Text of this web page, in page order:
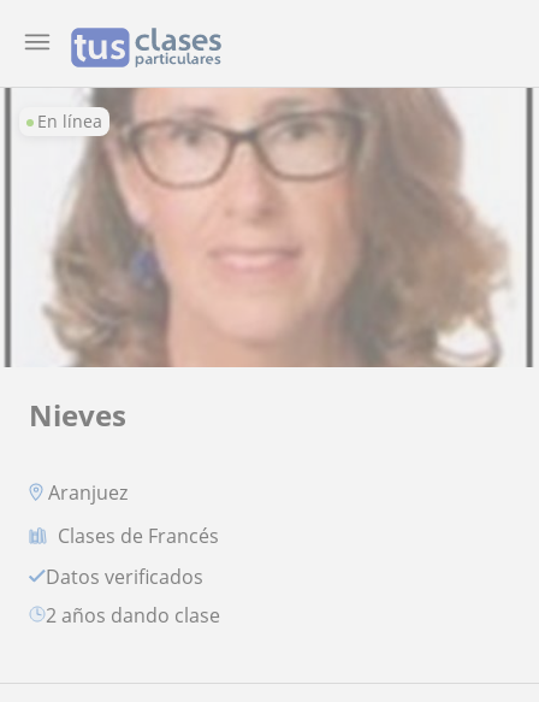
En línea
Nieves
Aranjuez
Clases de Francés
Datos verificados
2 años dando clase